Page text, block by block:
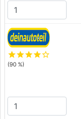
starstarstarstarstar_outline
(90 %)